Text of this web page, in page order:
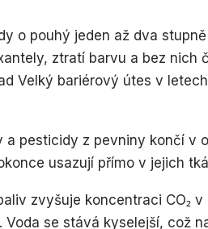
o pouhý jeden až dva
ztratí barvu a bez nich
Velký bariérový útes v letech
a pesticidy z pevniny končí v
usazují přímo v jejich
zvyšuje koncentraci CO₂ v
se stává kyselejší, což